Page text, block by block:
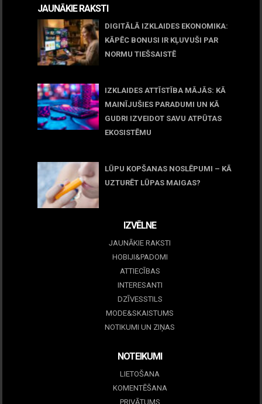
JAUNĀKIE RAKSTI
DIGITĀLĀ IZKLAIDES EKONOMIKA:
KĀPĒC BONUSI IR KĻUVUŠI PAR
NORMU TIEŠSAISTĒ
IZKLAIDES ATTĪSTĪBA MĀJĀS: KĀ
MAINĪJUŠIES PARADUMI UN KĀ
GUDRI IZVEIDOT SAVU ATPŪTAS
EKOSISTĒMU
LŪPU KOPŠANAS NOSLĒPUMI – KĀ
UZTURĒT LŪPAS MAIGAS?
IZVĒLNE
JAUNĀKIE RAKSTI
HOBIJI&PADOMI
ATTIECĪBAS
INTERESANTI
DZĪVESSTILS
MODE&SKAISTUMS
NOTIKUMI UN ZIŅAS
NOTEIKUMI
LIETOŠANA
KOMENTĒŠANA
PRIVĀTUMS